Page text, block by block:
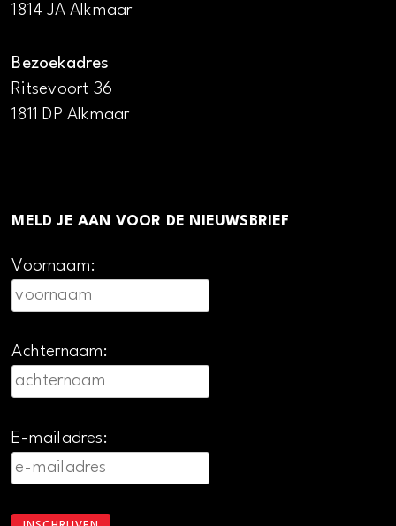
1814 JA Alkmaar
Bezoekadres
Ritsevoort 36
1811 DP Alkmaar
MELD JE AAN VOOR DE NIEUWSBRIEF
Voornaam:
Achternaam:
E-mailadres: